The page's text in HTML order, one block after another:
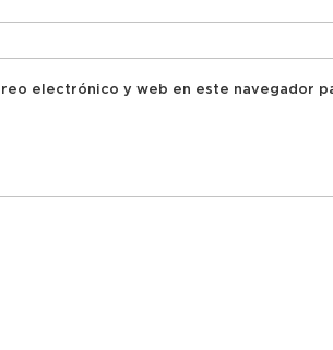
electrónico y web en este navegador